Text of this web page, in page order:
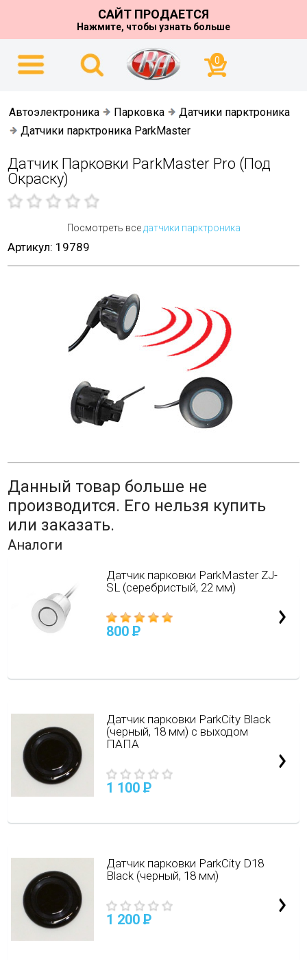
САЙТ ПРОДАЕТСЯ
Нажмите, чтобы узнать больше
0
Автоэлектроника Парковка
Датчики парктроника
Датчики парктроника ParkMaster
Датчик Парковки ParkMaster Pro (под
Окраску)
Посмотреть все датчики парктроника
Артикул: 19789
Данный товар больше не
производится. Его нельзя купить
или заказать.
Аналоги
Датчик парковки ParkMaster ZJ-
SL (серебристый, 22 мм)
800 P
Датчик парковки ParkCity Black
(черный, 18 мм) с выходом
ПАПА
1 100 P
Датчик парковки ParkCity D18
Black (черный, 18 мм)
1 200 P